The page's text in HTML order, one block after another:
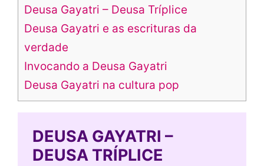
Deusa Gayatri – Deusa Tríplice
Deusa Gayatri e as escrituras da
verdade
Invocando a Deusa Gayatri
Deusa Gayatri na cultura pop
DEUSA GAYATRI –
DEUSA TRÍPLICE